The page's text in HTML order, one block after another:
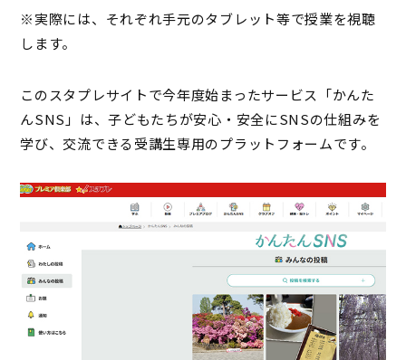
※実際には、それぞれ手元のタブレット等で授業を視聴
します。
このスタプレサイトで今年度始まったサービス「かんた
んSNS」は、子どもたちが安心・安全にSNSの仕組みを
学び、交流できる受講生専用のプラットフォームです。